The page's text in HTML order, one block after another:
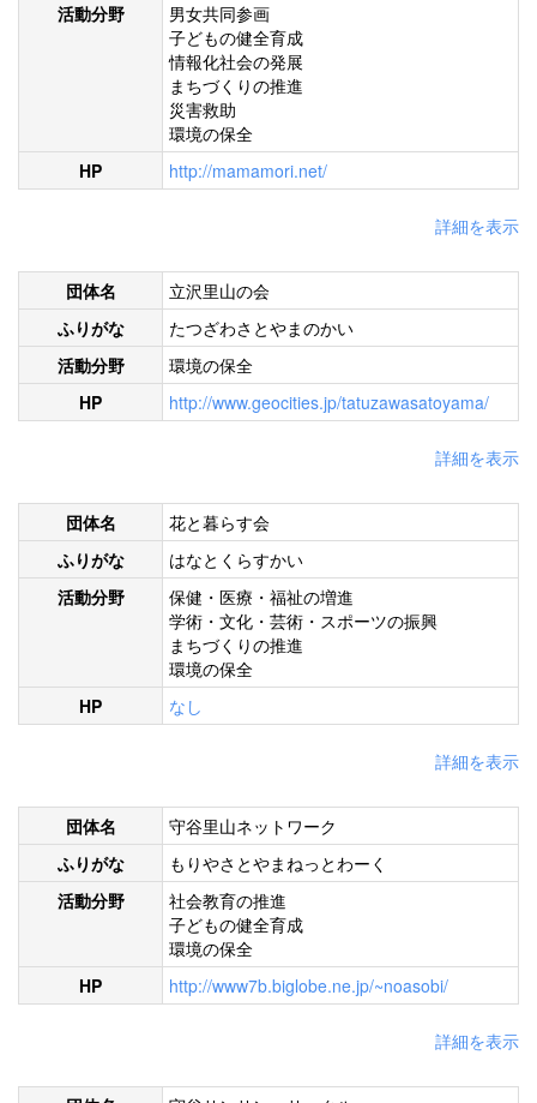
活動分野
男女共同参画
子どもの健全育成
情報化社会の発展
まちづくりの推進
災害救助
環境の保全
HP
http://mamamori.net/
詳細を表示
団体名
立沢里山の会
ふりがな
たつざわさとやまのかい
活動分野
環境の保全
HP
http://www.geocities.jp/tatuzawasatoyama/
詳細を表示
団体名
花と暮らす会
ふりがな
はなとくらすかい
活動分野
保健・医療・福祉の増進
学術・文化・芸術・スポーツの振興
まちづくりの推進
環境の保全
HP
なし
詳細を表示
団体名
守谷里山ネットワーク
ふりがな
もりやさとやまねっとわーく
活動分野
社会教育の推進
子どもの健全育成
環境の保全
HP
http://www7b.biglobe.ne.jp/~noasobi/
詳細を表示